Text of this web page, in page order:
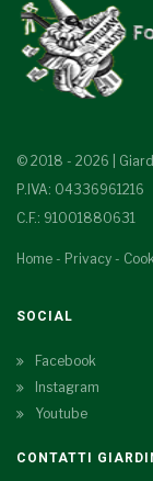
© 2018 - 2026 |
P.IVA: 04336961216
C.F.: 91001880631
Home - Privacy -
SOCIAL
Facebook
Instagram
Youtube
CONTATTI